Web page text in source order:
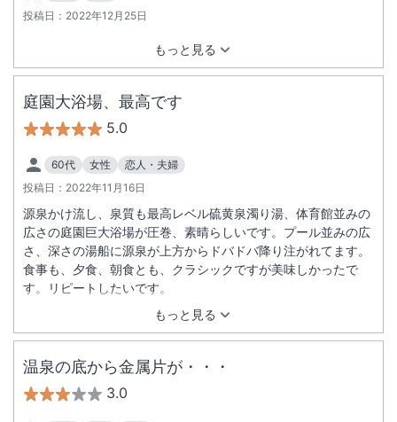
投稿日： 2022年12月25日
もっと見る
庭園大浴場、最高です
5.0
60代 女性
恋人・夫婦
投稿日： 2022年11月16日
もっと見る
源泉かけ流し、泉質も最高レベル硫黄泉濁り湯、体育館並みの
広さの庭園巨大浴場が圧巻、素晴らしいです。プール並みの広
さ、深さの湯船に源泉が上方からドバドバ降り注がれてます。
食事も、夕食、朝食とも、クラシックですが美味しかったで
す。リピートしたいです。
温泉の底から金属片が・・・
3.0